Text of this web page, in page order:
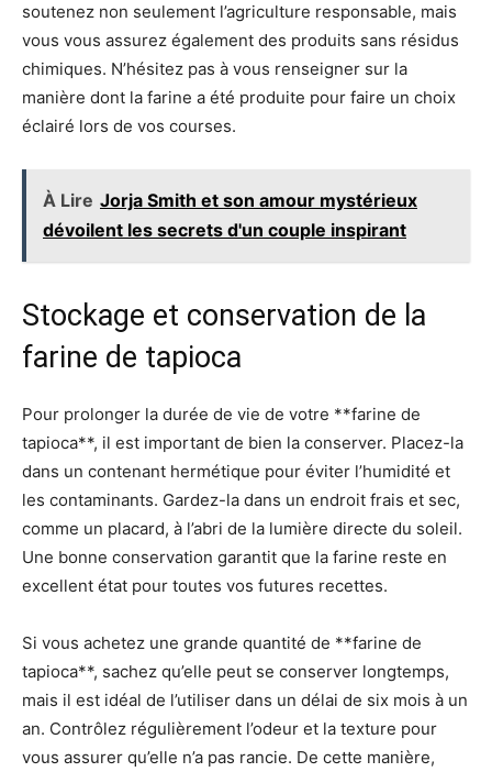
soutenez non seulement l’agriculture responsable, mais
vous vous assurez également des produits sans résidus
chimiques. N’hésitez pas à vous renseigner sur la
manière dont la farine a été produite pour faire un choix
éclairé lors de vos courses.
À Lire Jorja Smith et son amour mystérieux
dévoilent les secrets d'un couple inspirant
Stockage et conservation de la
farine de tapioca
Pour prolonger la durée de vie de votre **farine de
tapioca**, il est important de bien la conserver. Placez-la
dans un contenant hermétique pour éviter l’humidité et
les contaminants. Gardez-la dans un endroit frais et sec,
comme un placard, à l’abri de la lumière directe du soleil.
Une bonne conservation garantit que la farine reste en
excellent état pour toutes vos futures recettes.
Si vous achetez une grande quantité de **farine de
tapioca**, sachez qu’elle peut se conserver longtemps,
mais il est idéal de l’utiliser dans un délai de six mois à un
an. Contrôlez régulièrement l’odeur et la texture pour
vous assurer qu’elle n’a pas rancie. De cette manière,